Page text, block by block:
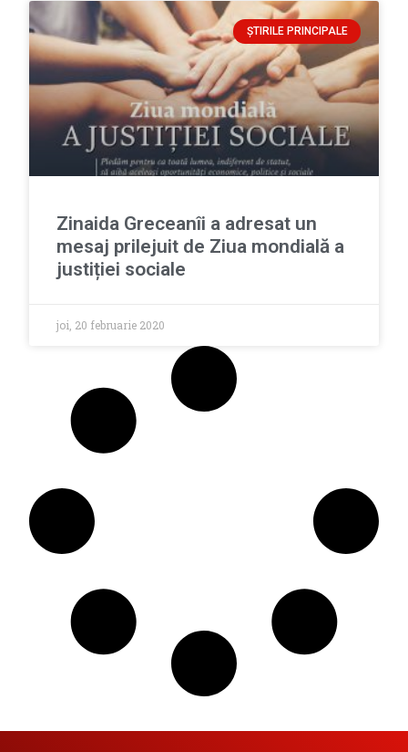
ȘTIRILE PRINCIPALE
Zinaida Greceanîi a adresat un
mesaj prilejuit de Ziua mondială a
justiției sociale
joi, 20 februarie 2020